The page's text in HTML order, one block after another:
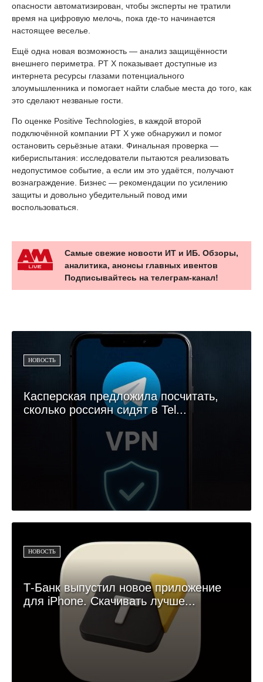
опасности автоматизирован, чтобы эксперты не тратили
время на цифровую мелочь, пока где-то начинается
настоящее веселье.
Ещё одна новая возможность — анализ защищённости
внешнего периметра. PT X показывает доступные из
интернета ресурсы глазами потенциального
злоумышленника и помогает найти слабые места до того, как
это сделают незваные гости.
По оценке Positive Technologies, в каждой второй
подключённой компании PT X уже обнаружил и помог
остановить серьёзные атаки. Финальная проверка —
кибериспытания: исследователи пытаются реализовать
недопустимое событие, а если им это удаётся, получают
вознаграждение. Бизнес — рекомендации по усилению
защиты и довольно убедительный повод ими
воспользоваться.
Самые свежие новости ИТ и ИБ. Обзоры,
аналитика, анонсы главных ивентов
Подписывайтесь на телеграм-канал!
НОВОСТЬ
Касперская предложила посчитать,
сколько россиян сидят в Tel...
НОВОСТЬ
Т-Банк выпустил новое приложение
для iPhone. Скачивать лучше...